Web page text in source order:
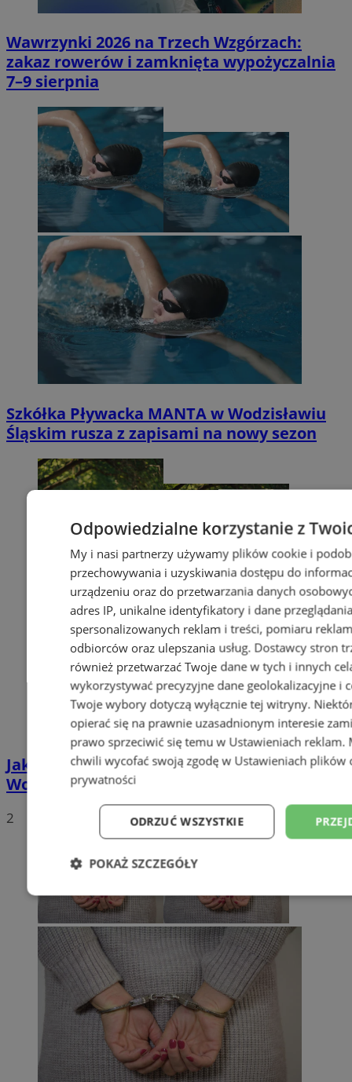
Wawrzynki 2026 na Trzech Wzgórzach:
zakaz rowerów i zamknięta wypożyczalnia
7–9 sierpnia
Szkółka Pływacka MANTA w Wodzisławiu
Śląskim rusza z zapisami na nowy sezon
Jak uzyskać Kartę Dużej Rodziny w
Wodzisławiu? Poznaj plusy jej posiadania
2
Odpowiedzialne korzystanie z
My i nasi partnerzy używamy plików cookie i
przechowywania i uzyskiwania dostępu do
urządzeniu oraz do przetwarzania danych
adres IP, unikalne identyfikatory i dane
spersonalizowanych reklam i treści, pomiaru
odbiorców oraz ulepszania usług. Dostawcy stron
również przetwarzać Twoje dane w tych i innych
wykorzystywać precyzyjne dane geolokalizacyjne i
Twoje wybory dotyczą wyłącznie tej witryny.
opierać się na prawnie uzasadnionym interesie
prawo sprzeciwić się temu w Ustawieniach reklam.
chwili wycofać swoją zgodę w Ustawieniach plików
prywatności
ODRZUĆ WSZYSTKIE
POKAŻ SZCZEGÓŁY
Niezbędne Wydajność
Niesklasyfikowane
Niezbędne Wydajność Targetowanie